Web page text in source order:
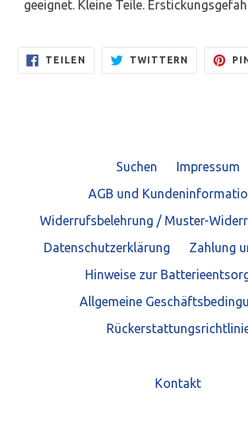
geeignet. Kleine Teile.
TEILEN
FACEBOOK
TWITTERN
TWITTER
Suchen
Impressum
AGB und
Widerrufsbelehrung / Muster-
Datenschutzerklärung
Zahlung
Hinweise zur
Allgemeine
Kontakt